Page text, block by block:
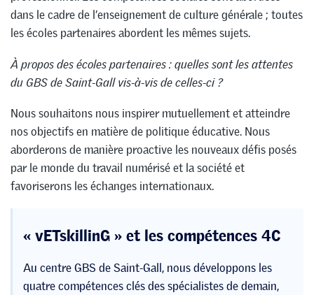
dans le cadre de l’enseignement de culture générale ; toutes
les écoles partenaires abordent les mêmes sujets.
À propos des écoles partenaires : quelles sont les attentes
du GBS de Saint-Gall vis-à-vis de celles-ci ?
Nous souhaitons nous inspirer mutuellement et atteindre
nos objectifs en matière de politique éducative. Nous
aborderons de manière proactive les nouveaux défis posés
par le monde du travail numérisé et la société et
favoriserons les échanges internationaux.
« vETskillinG » et les compétences 4C
Au centre GBS de Saint-Gall, nous développons les
quatre compétences clés des spécialistes de demain,